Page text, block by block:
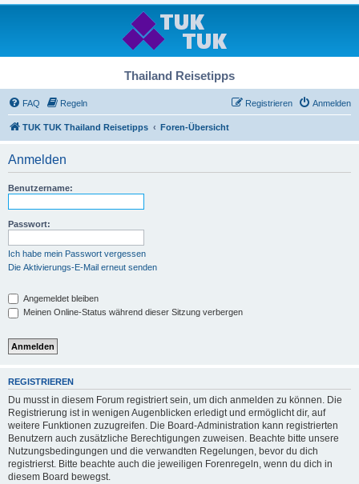
Thailand Reisetipps
FAQ Regeln Anmelden
Registrieren
TUK TUK Thailand Reisetipps Foren-Übersicht
Anmelden
Benutzername:
Passwort:
Ich habe mein Passwort vergessen
Die Aktivierungs-E-Mail erneut senden
Angemeldet bleiben
Meinen Online-Status während dieser Sitzung verbergen
REGISTRIEREN
Du musst in diesem Forum registriert sein, um dich anmelden zu können. Die
Registrierung ist in wenigen Augenblicken erledigt und ermöglicht dir, auf
weitere Funktionen zuzugreifen. Die Board-Administration kann registrierten
Benutzern auch zusätzliche Berechtigungen zuweisen. Beachte bitte unsere
Nutzungsbedingungen und die verwandten Regelungen, bevor du dich
registrierst. Bitte beachte auch die jeweiligen Forenregeln, wenn du dich in
diesem Board bewegst.